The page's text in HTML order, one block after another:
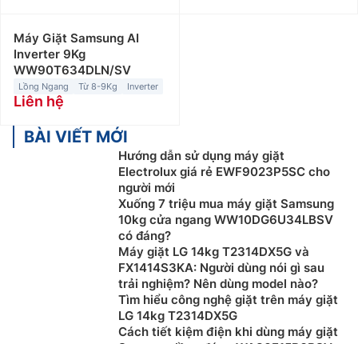
Máy Giặt Samsung AI
Inverter 9Kg
WW90T634DLN/SV
Lồng Ngang Từ 8-9Kg Inverter
Liên hệ
BÀI VIẾT MỚI
Hướng dẫn sử dụng máy giặt
Electrolux giá rẻ EWF9023P5SC cho
người mới
Xuống 7 triệu mua máy giặt Samsung
10kg cửa ngang WW10DG6U34LBSV
có đáng?
Máy giặt LG 14kg T2314DX5G và
FX1414S3KA: Người dùng nói gì sau
trải nghiệm? Nên dùng model nào?
Tìm hiểu công nghệ giặt trên máy giặt
LG 14kg T2314DX5G
Cách tiết kiệm điện khi dùng máy giặt